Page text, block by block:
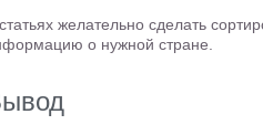
желательно сделать
о нужной стране.